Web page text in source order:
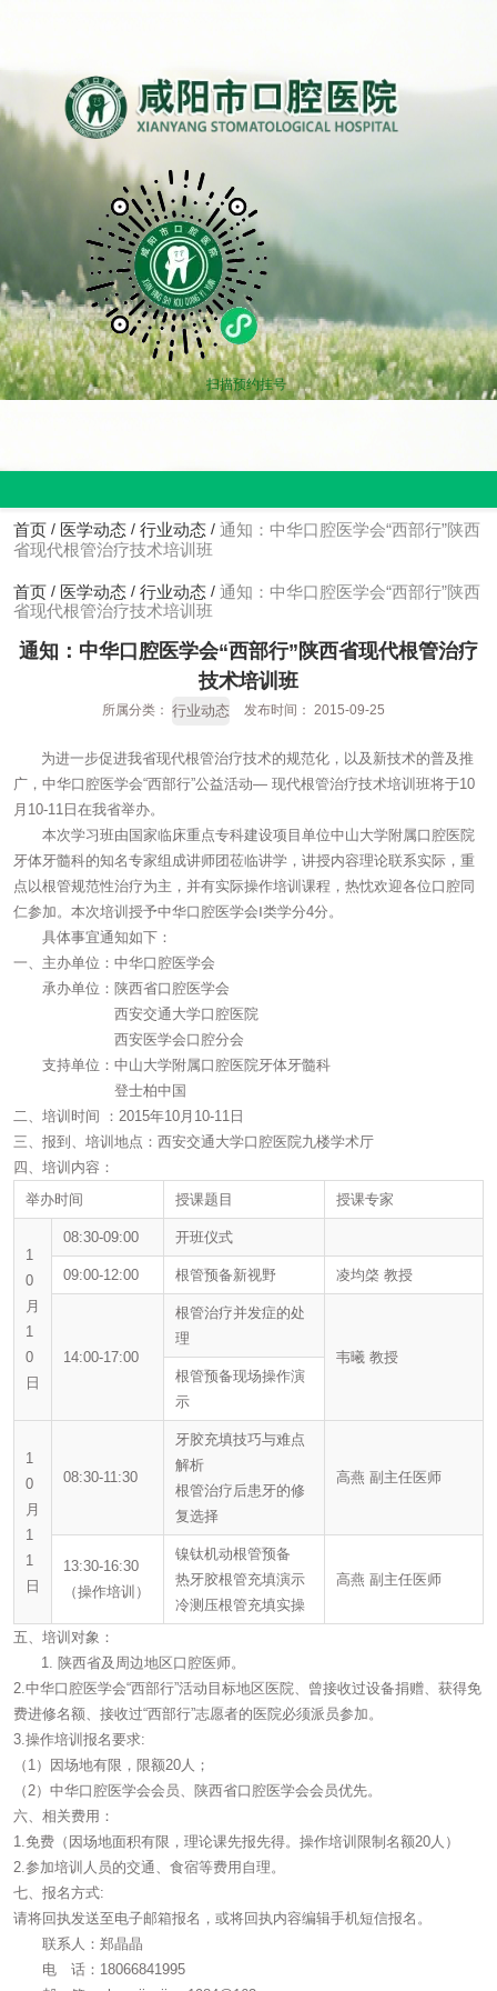
扫描预约挂号
首页 / 医学动态 / 行业动态 / 通知：中华口腔医学会“西部行”陕西
省现代根管治疗技术培训班
首页 / 医学动态 / 行业动态 / 通知：中华口腔医学会“西部行”陕西
省现代根管治疗技术培训班
通知：中华口腔医学会“西部行”陕西省现代根管治疗
技术培训班
所属分类： 行业动态 发布时间： 2015-09-25
为进一步促进我省现代根管治疗技术的规范化，以及新技术的普及推
广，中华口腔医学会“西部行”公益活动— 现代根管治疗技术培训班将于10
月10-11日在我省举办。
本次学习班由国家临床重点专科建设项目单位中山大学附属口腔医院
牙体牙髓科的知名专家组成讲师团莅临讲学，讲授内容理论联系实际，重
点以根管规范性治疗为主，并有实际操作培训课程，热忱欢迎各位口腔同
仁参加。本次培训授予中华口腔医学会Ⅰ类学分4分。
具体事宜通知如下：
一、主办单位：中华口腔医学会
承办单位：陕西省口腔医学会
西安交通大学口腔医院
西安医学会口腔分会
支持单位：中山大学附属口腔医院牙体牙髓科
登士柏中国
二、培训时间 ：2015年10月10-11日
三、报到、培训地点：西安交通大学口腔医院九楼学术厅
四、培训内容：
举办时间
授课题目 授课专家
1
0
月
1
0
日
08:30-09:00 开班仪式
09:00-12:00 根管预备新视野 凌均棨 教授
14:00-17:00
根管治疗并发症的处
理
韦曦 教授
根管预备现场操作演
示
1
0
月
1
1
日
08:30-11:30
牙胶充填技巧与难点
解析
根管治疗后患牙的修
复选择
高燕 副主任医师
13:30-16:30
（操作培训）
镍钛机动根管预备
热牙胶根管充填演示
冷测压根管充填实操
高燕 副主任医师
五、培训对象：
陕西省及周边地区口腔医师。
2.中华口腔医学会“西部行”活动目标地区医院、曾接收过设备捐赠、获得免
费进修名额、接收过“西部行”志愿者的医院必须派员参加。
3.操作培训报名要求:
（1）因场地有限，限额20人；
（2）中华口腔医学会会员、陕西省口腔医学会会员优先。
六、相关费用：
1.免费（因场地面积有限，理论课先报先得。操作培训限制名额20人）
2.参加培训人员的交通、食宿等费用自理。
七、报名方式:
请将回执发送至电子邮箱报名，或将回执内容编辑手机短信报名。
联系人：郑晶晶
电 话：18066841995